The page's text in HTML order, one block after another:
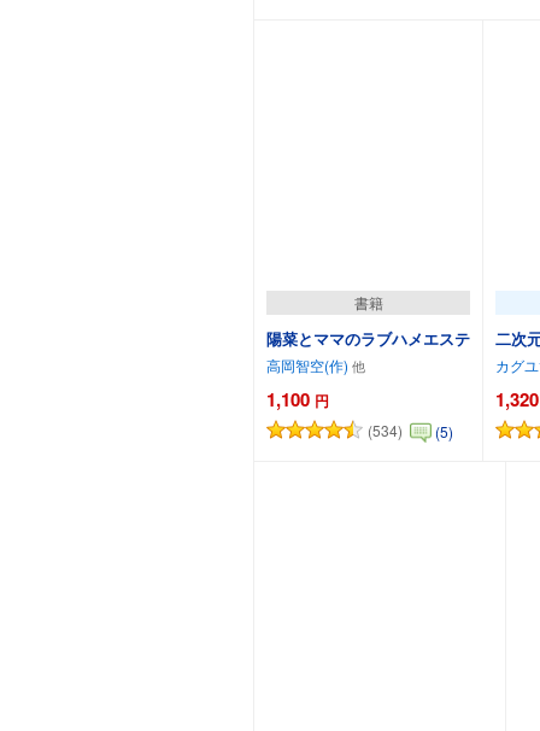
書籍
陽菜とママのラブハメエステ
高岡智空(作)
1,100 円
(534) (5)
カートに追加
二次
カグ
1,320